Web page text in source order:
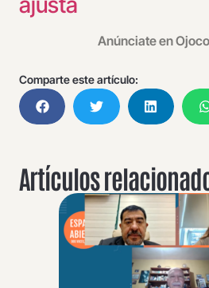
Anúnciate en
Comparte este artículo:
Artículos